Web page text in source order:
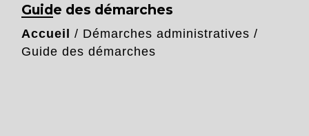
Guide des démarches
Accueil / Démarches administratives /
Guide des démarches